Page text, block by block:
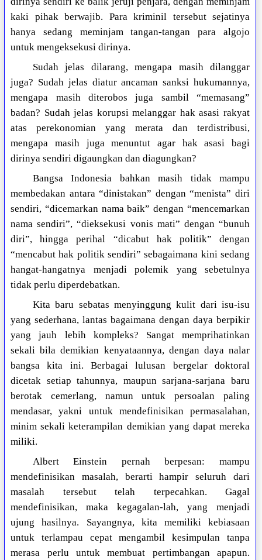
kaki pihak berwajib. Para kriminil tersebut sejatinya
hanya sedang meminjam tangan-tangan para algojo
untuk mengeksekusi dirinya.
Sudah jelas dilarang, mengapa masih dilanggar
juga? Sudah jelas diatur ancaman sanksi hukumannya,
mengapa masih diterobos juga sambil “memasang”
badan? Sudah jelas korupsi melanggar hak asasi rakyat
atas perekonomian yang merata dan terdistribusi,
mengapa masih juga menuntut agar hak asasi bagi
dirinya sendiri digaungkan dan diagungkan?
Bangsa Indonesia bahkan masih tidak mampu
membedakan antara “dinistakan” dengan “menista” diri
sendiri, “dicemarkan nama baik” dengan “mencemarkan
nama sendiri”, “dieksekusi vonis mati” dengan “bunuh
diri”, hingga perihal “dicabut hak politik” dengan
“mencabut hak politik sendiri” sebagaimana kini sedang
hangat-hangatnya menjadi polemik yang sebetulnya
tidak perlu diperdebatkan.
Kita baru sebatas menyinggung kulit dari isu-isu
yang sederhana, lantas bagaimana dengan daya berpikir
yang jauh lebih kompleks? Sangat memprihatinkan
sekali bila demikian kenyataannya, dengan daya nalar
bangsa kita ini. Berbagai lulusan bergelar doktoral
dicetak setiap tahunnya, maupun sarjana-sarjana baru
berotak cemerlang, namun untuk persoalan paling
mendasar, yakni untuk mendefinisikan permasalahan,
minim sekali keterampilan demikian yang dapat mereka
miliki.
Albert Einstein pernah berpesan: mampu
mendefinisikan masalah, berarti hampir seluruh dari
masalah tersebut telah terpecahkan. Gagal
mendefinisikan, maka kegagalan-lah, yang menjadi
ujung hasilnya. Sayangnya, kita memiliki kebiasaan
untuk terlampau cepat mengambil kesimpulan tanpa
merasa perlu untuk membuat pertimbangan apapun.